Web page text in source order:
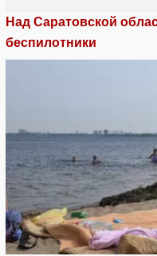
Над Саратовской
беспилотники